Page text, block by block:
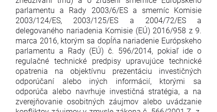
parlamentu a Rady 2003/6/ES a smerníc Komisie
2003/124/ES, 2003/125/ES a 2004/72/ES a
delegovaného nariadenia Komisie (EÚ) 2016/958 z 9.
marca 2016, ktorým sa dopĺňa nariadenie Európskeho
parlamentu a Rady (EÚ) č. 596/2014, pokiaľ ide o
regulačné technické predpisy upravujúce technické
opatrenia na objektívnu prezentáciu investičných
odporúčaní alebo iných informácií, ktorými sa
odporúča alebo navrhuje investičná stratégia, a na
zverejňovanie osobitných záujmov alebo uvádzanie